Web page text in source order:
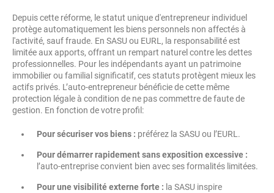
Depuis cette réforme, le statut unique d'entrepreneur individuel
protège automatiquement les biens personnels non affectés à
l'activité, sauf fraude. En SASU ou EURL, la responsabilité est
limitée aux apports, offrant un rempart naturel contre les dettes
professionnelles. Pour les indépendants ayant un patrimoine
immobilier ou familial significatif, ces statuts protègent mieux les
actifs privés. L’auto-entrepreneur bénéficie de cette même
protection légale à condition de ne pas commettre de faute de
gestion. En fonction de votre profil:
Pour sécuriser vos biens : préférez la SASU ou l’EURL.
Pour démarrer rapidement sans exposition excessive :
l’auto-entreprise convient bien avec ses formalités limitées.
Pour une visibilité externe forte : la SASU inspire